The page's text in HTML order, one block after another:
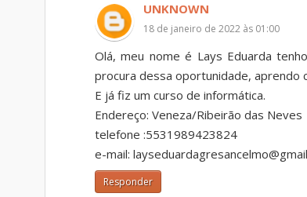
UNKNOWN
18 de janeiro de 2022 às 01:00
Olá, meu nome é Lays Eduarda
procura dessa oportunidade, aprendo
E já fiz um curso de informática.
Endereço: Veneza/Ribeirão das Neves
telefone :5531989423824
e-mail:
Responder